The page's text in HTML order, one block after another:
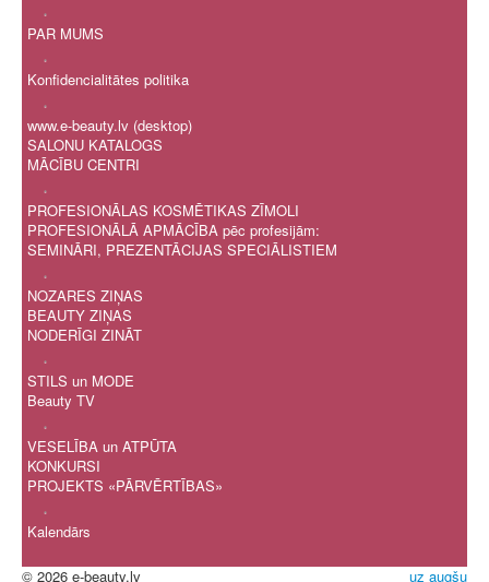
.
PAR MUMS
.
Konfidencialitātes politika
.
www.e-beauty.lv (desktop)
SALONU KATALOGS
MĀCĪBU CENTRI
.
PROFESIONĀLAS KOSMĒTIKAS ZĪMOLI
PROFESIONĀLĀ APMĀCĪBA pēc profesijām:
SEMINĀRI, PREZENTĀCIJAS SPECIĀLISTIEM
.
NOZARES ZIŅAS
BEAUTY ZIŅAS
NODERĪGI ZINĀT
.
STILS un MODE
Beauty TV
.
VESELĪBA un ATPŪTA
KONKURSI
PROJEKTS «PĀRVĒRTĪBAS»
.
Kalendārs
uz augšu
© 2026 e-beauty.lv